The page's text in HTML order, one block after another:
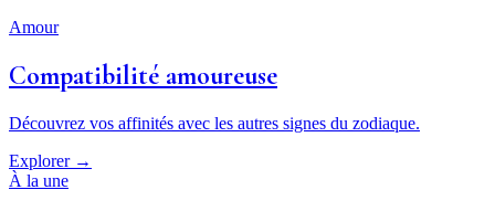
Amour
Compatibilité amoureuse
Découvrez vos affinités avec les autres signes du zodiaque.
Explorer →
À la une